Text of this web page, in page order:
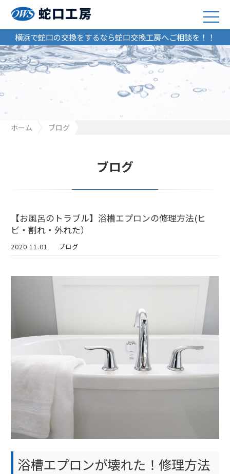
横浜で蛇口の交換をするなら蛇口交換工房へご相談を！！
ホーム
ブログ
ブログ
【お風呂のトラブル】浴槽エプロンの修理方法(ヒ
ビ・割れ・外れた）
2020.11.01 ブログ
浴槽エプロンが壊れた！修理方法